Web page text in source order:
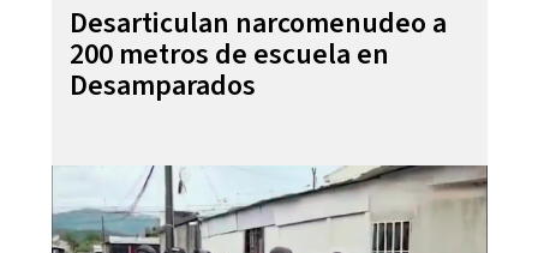
Desarticulan narcomenudeo a
200 metros de escuela en
Desamparados